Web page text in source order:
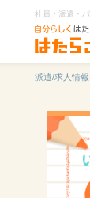
社員・派遣・
派遣/求人情